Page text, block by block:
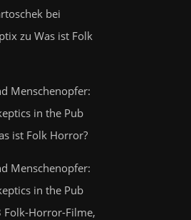
bei
zu Was ist Folk
Menschenopfer:
in the Pub
ist Folk Horror?
Menschenopfer:
in the Pub
Folk-Horror-Filme,